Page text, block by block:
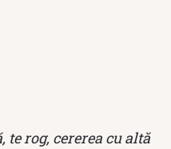
te rog, cererea cu altă